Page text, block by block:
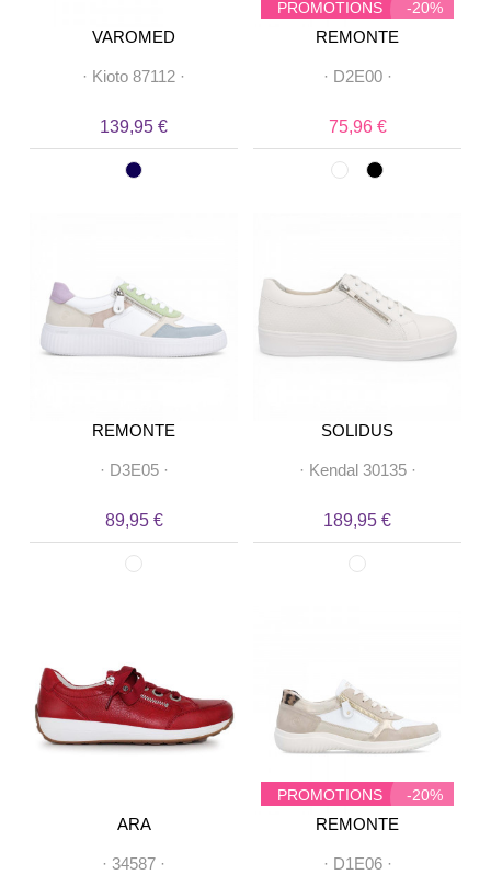
VAROMED
· Kioto 87112 ·
139,95 €
PROMOTIONS -20%
REMONTE
· D2E00·
75,96 €
REMONTE
· D3E05·
89,95 €
SOLIDUS
· Kendal 30135·
189,95 €
ARA
· 34587 ·
PROMOTIONS -20%
REMONTE
· D1E06·